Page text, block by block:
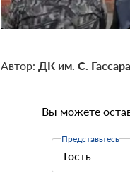
Автор: ДК им. С. Гассара
Вы можете
Представьтесь